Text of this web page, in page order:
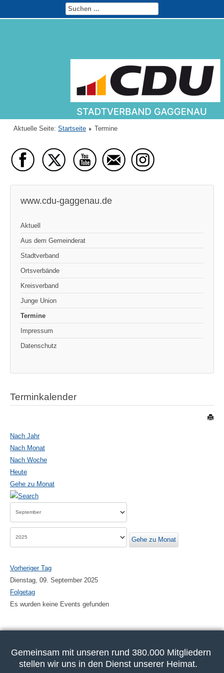
Aktuelle Seite: Startseite Termine
www.cdu-gaggenau.de
Aktuell
Aus dem Gemeinderat
Stadtverband
Ortsverbände
Kreisverband
Junge Union
Termine
Impressum
Datenschutz
Terminkalender
Nach Jahr
Nach Monat
Nach Woche
Heute
Gehe zu Monat
Gehe zu Monat
Vorheriger Tag
Dienstag, 09. September 2025
Folgetag
Es wurden keine Events gefunden
Gemeinsam mit unseren rund 380.000 Mitgliedern
stellen wir uns in den Dienst unserer Heimat.